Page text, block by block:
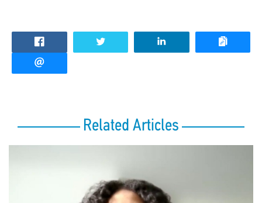
Related Articles